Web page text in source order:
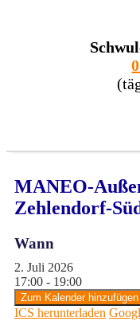
MANEO-
Zehlendorf-
Wann
2. Juli 2026
17:00 - 19:00
Zum Kalender hinzufügen
ICS herunterladen